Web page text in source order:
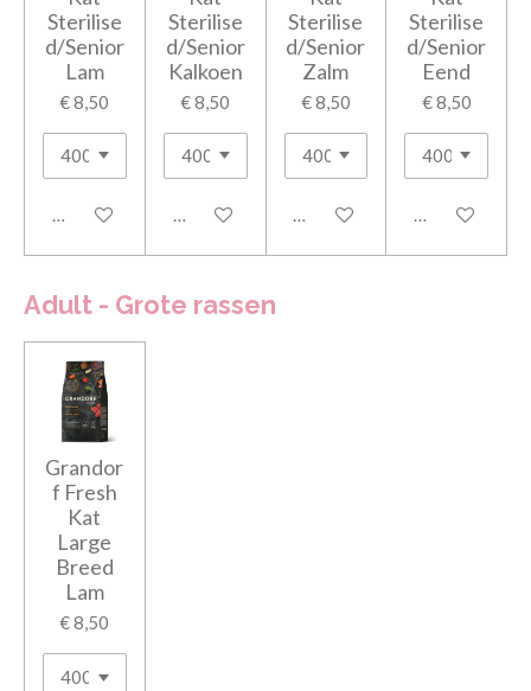
Sterilise
d/Senior
Lam
€ 8,50
In winkelwagen
Sterilise
d/Senior
Kalkoen
€ 8,50
In winkelwagen
Sterilise
d/Senior
Zalm
€ 8,50
In winkelwagen
Sterilise
d/Senior
Eend
€ 8,50
In
Adult - Grote rassen
Grandor
f Fresh
Kat
Large
Breed
Lam
€ 8,50